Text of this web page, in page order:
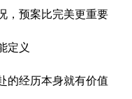
，预案比完美更重要
定义
的经历本身就有价值